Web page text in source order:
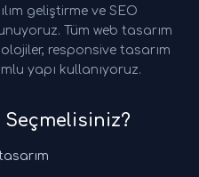
geliştirme ve SEO
Tüm web tasarım
responsive tasarım
yapı kullanıyoruz.
Seçmelisiniz?